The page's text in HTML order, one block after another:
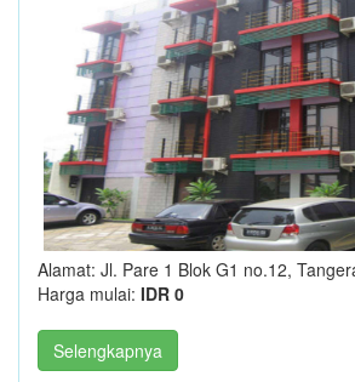
Alamat: Jl. Pare 1 Blok G1 no.12,
Harga mulai: IDR 0
Selengkapnya